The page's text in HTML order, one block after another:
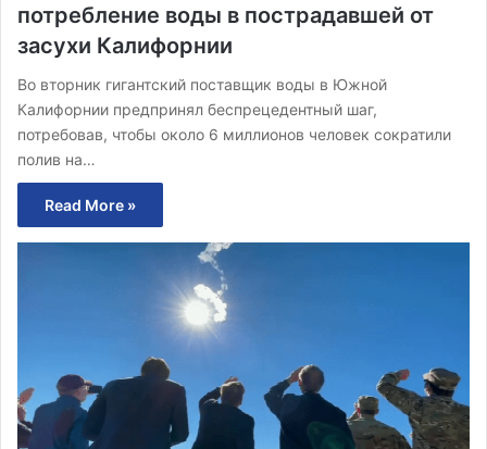
потребление воды в пострадавшей от
засухи Калифорнии
Во вторник гигантский поставщик воды в Южной
Калифорнии предпринял беспрецедентный шаг,
потребовав, чтобы около 6 миллионов человек сократили
полив на…
Read More »